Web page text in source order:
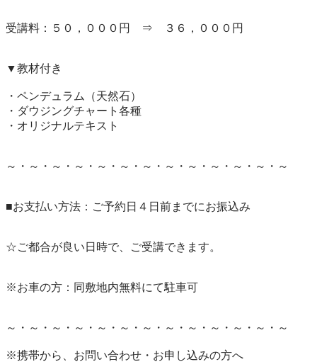
受講料：５０，０００円　⇒　３６，０００円
▼教材付き
・ペンデュラム（天然石）
・ダウジングチャート各種
・オリジナルテキスト
～・～・～・～・～・～・～・～・～・～・～・～・～
■お支払い方法：ご予約日４日前までにお振込み
☆ご都合が良い日時で、ご受講できます。
※お車の方：同敷地内無料にて駐車可
～・～・～・～・～・～・～・～・～・～・～・～・～
※携帯から、お問い合わせ・お申し込みの方へ